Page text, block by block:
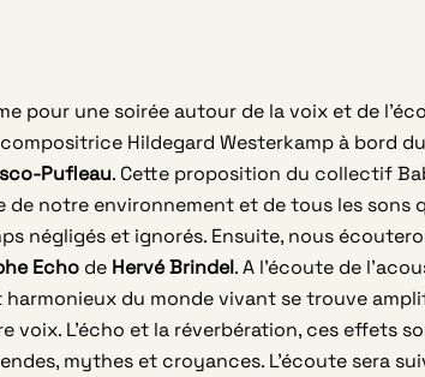
pour une soirée autour de la voix et de
Hildegard Westerkamp à bord du
Pufleau. Cette proposition du collectif
de notre environnement et de tous les sons
négligés et ignorés. Ensuite, nous
Echo de Hervé Brindel. A l’écoute de
du monde vivant se trouve
voix. L’écho et la réverbération, ces effets
mythes et croyances. L’écoute sera